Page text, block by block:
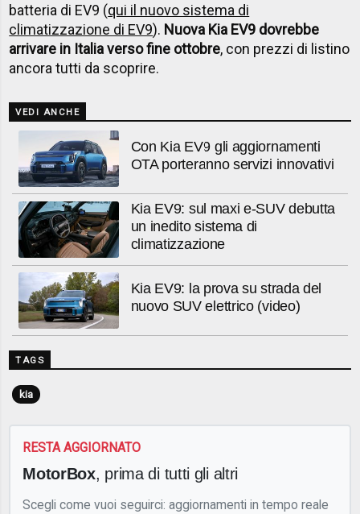
batteria di EV9 (qui il nuovo sistema di
climatizzazione di EV9). Nuova Kia EV9 dovrebbe
arrivare in Italia verso fine ottobre, con prezzi di listino
ancora tutti da scoprire.
VEDI ANCHE
Con Kia EV9 gli aggiornamenti
OTA porteranno servizi innovativi
Kia EV9: sul maxi e-SUV debutta
un inedito sistema di
climatizzazione
Kia EV9: la prova su strada del
nuovo SUV elettrico (video)
TAGS
kia
RESTA AGGIORNATO
MotorBox, prima di tutti gli altri
Scegli come vuoi seguirci: aggiornamenti in tempo reale